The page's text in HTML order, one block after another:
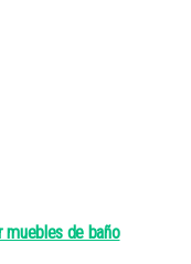
muebles de baño